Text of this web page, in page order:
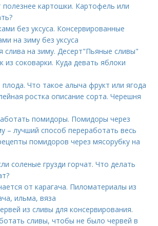
картошки. Картофель или
без уксуса. Консервированные
на зиму без уксуса
слива на зиму. Десерт"Пьяные сливы"
из соковарки. Куда девать яблоки
Что такое алыча фрукт или ягода
ростка описание сорта. Черешня
помидоры. Помидоры через
– лучший способ переработать весь
помидоров через мясорубку на
соленые грузди горчат. Что делать
от карагача. Пиломатериалы из
ильма, вяза
из сливы для консервирования.
сливы, чтобы не было червей в